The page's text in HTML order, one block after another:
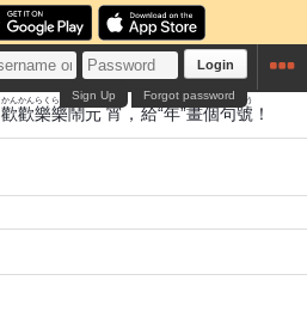
Login
Forgot password
Sign Up
歡
かん
歡樂
かんらく
樂
らく
鬧
どう
元
もと
宵
しょう
，給
きゅう
“年
ねん
”畫
が
個
こ
句
く
號
ごう
！